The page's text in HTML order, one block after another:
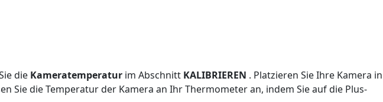
die Kameratemperatur im Abschnitt KALIBRIEREN . Platzieren Sie Ihre Kamera in
Sie die Temperatur der Kamera an Ihr Thermometer an, indem Sie auf die Plus-